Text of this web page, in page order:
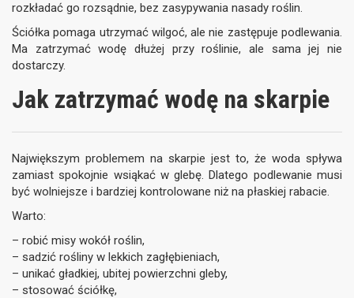
rozkładać go rozsądnie, bez zasypywania nasady roślin.
Ściółka pomaga utrzymać wilgoć, ale nie zastępuje podlewania.
Ma zatrzymać wodę dłużej przy roślinie, ale sama jej nie
dostarczy.
Jak zatrzymać wodę na skarpie
Największym problemem na skarpie jest to, że woda spływa
zamiast spokojnie wsiąkać w glebę. Dlatego podlewanie musi
być wolniejsze i bardziej kontrolowane niż na płaskiej rabacie.
Warto:
– robić misy wokół roślin,
– sadzić rośliny w lekkich zagłębieniach,
– unikać gładkiej, ubitej powierzchni gleby,
– stosować ściółkę,